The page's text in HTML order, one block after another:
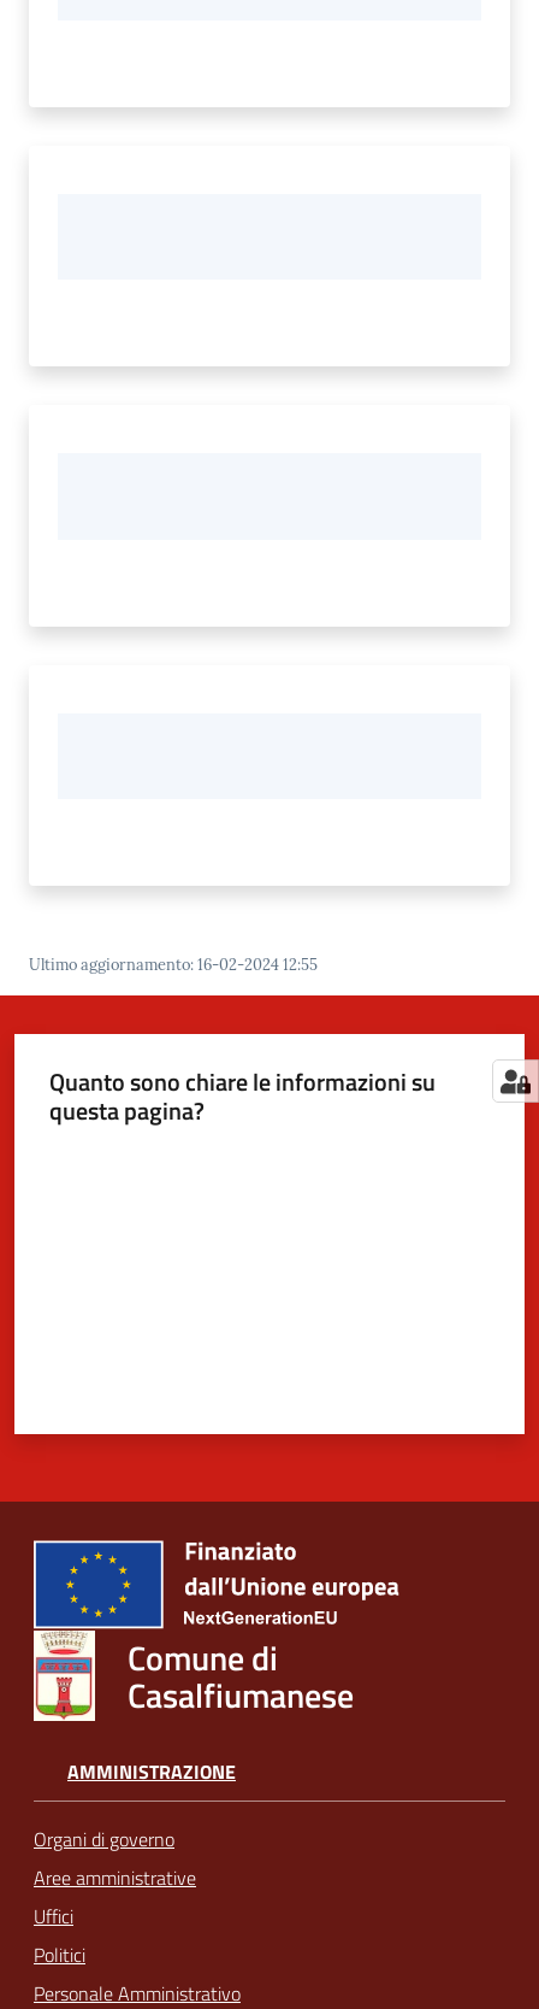
Ultimo aggiornamento:16-02-2024 12:55
Quanto sono chiare le informazioni su
questa pagina?
Comune di
Casalfiumanese
AMMINISTRAZIONE
Organi di governo
Aree amministrative
Uffici
Politici
Personale Amministrativo